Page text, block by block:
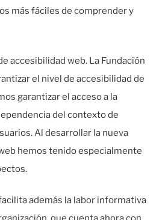
más fáciles de comprender y
accesibilidad web. La Fundación
el nivel de accesibilidad de
garantizar el acceso a la
del contexto de
Al desarrollar la nueva
hemos tenido especialmente
además la labor informativa